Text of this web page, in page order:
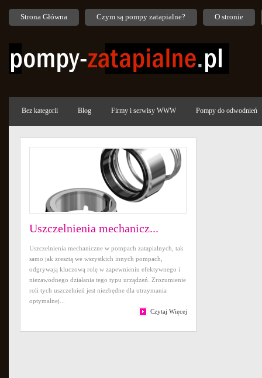
Strona Główna Czym są pompy zatapialne? O stronie
Bez kategorii Blog Firmy i serwisy WWW Pompy do odwodnień
Uszczelnienia mechanicz...
Uszczelnienia mechaniczne w pompach zatapialnych, tak
samo jak zresztą we wszystkich innych pompach,
odgrywają kluczową rolę w zapewnieniu efektywnego i
niezawodnego działania tego typu urządzeń. Zrozumienie
roli tych uszczelnień jest niezbędne dla utrzymania
optymalnej...
Czytaj Więcej